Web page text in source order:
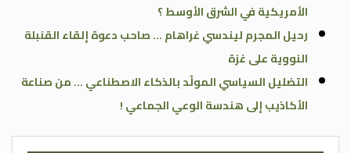
الأمريكية في الشرق الأوسط ؟
رحيل المجرم ليندسي غراهام … صاحب دعوة إلقاء القنبلة
النووية على غزة
التضليل السياسي المولّد بالذكاء الاصطناعي … من صناعة
الأكاذيب إلى هندسة الوعي الجماعي !